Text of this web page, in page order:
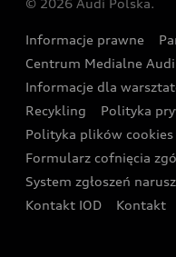
Wyszukaj najbliższego
Oferta dla
Oferta dla klientów
Kalkulator rat
Ubezpieczenie
Zasięg
Gwarancja
Akcje serwisowe Audi
Katalog online
Audi i Muzeum Sztuki
Audi driving experience
Audi quattro Cup
Audi i Puchar Świata w
Zakopanem
© 2026 Audi Polska.
Informacje prawne
Centrum Medialne Audi
Informacje dla
Recykling
Polityka
Polityka plików cookies
Formularz cofnięcia
System zgłoszeń
Kontakt IOD
Kontakt